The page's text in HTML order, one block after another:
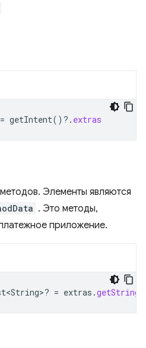
= getIntent() ?. extras
Элементы являются
. Это методы,
приложение.
= extras .